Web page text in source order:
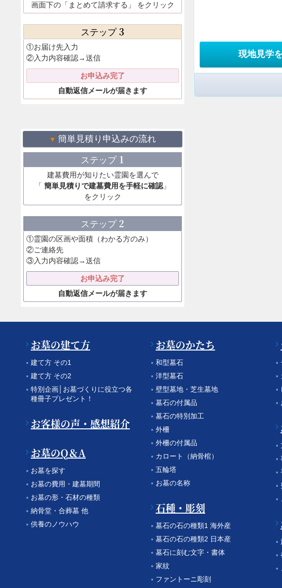
画面下の「まとめて請求する」 をクリック
ステップ 3
①お届け先入力
②入力内容確認→送信
お申込み完了
自動返信メールが届きます
簡単見積り申込みの流れ
ステップ 1
建墓費用が知りたい霊園を選んで
「簡単見積りで建墓費用を手軽に確認 」
をクリック
ステップ 2
①霊園の区画や面積（わかる方のみ）
②ご連絡先
③入力内容確認→送信
お申込み完了
自動返信メールが届きます
現地見学
お墓の建て方
建て方 その1
建て方 その2
特別企画│お墓づくりに役立つ各
種冊子プレゼント！
お客様の声・感想紹介
お墓のQ＆A
お墓を探す
お墓の費用・建墓期間
お墓の形・石材の種類
納骨堂・合葬墓 他
供養のノウハウ
お墓のかたち
和型墓石
洋型墓石
壁型墓地・芝生墓地
墓石の付属品
墓石の特別加工
外柵
外柵の付属品
カロート（納骨棺）
五輪塔
お墓の名称
石種・彫刻
墓石の石の種類1 海外産
墓石の石の種類2 日本産
墓石に刻む文字・書体
家紋
ファントーニ彫刻